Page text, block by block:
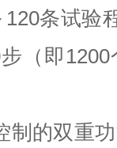
条试验
（即
制的双重